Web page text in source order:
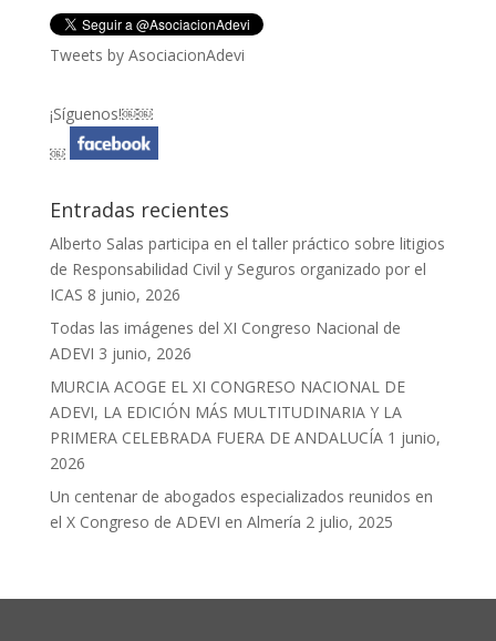
Tweets by AsociacionAdevi
¡Síguenos!￼￼
￼
Entradas recientes
Alberto Salas participa en el taller práctico sobre litigios
de Responsabilidad Civil y Seguros organizado por el
ICAS 8 junio, 2026
Todas las imágenes del XI Congreso Nacional de
ADEVI 3 junio, 2026
MURCIA ACOGE EL XI CONGRESO NACIONAL DE
ADEVI, LA EDICIÓN MÁS MULTITUDINARIA Y LA
PRIMERA CELEBRADA FUERA DE ANDALUCÍA 1 junio,
2026
Un centenar de abogados especializados reunidos en
el X Congreso de ADEVI en Almería 2 julio, 2025